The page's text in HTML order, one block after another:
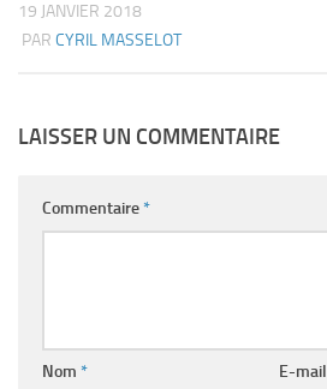
19 JANVIER 2018
PAR CYRIL MASSELOT
LAISSER UN COMMENTAIRE
Commentaire*
Nom * E-mail